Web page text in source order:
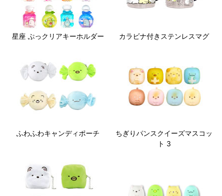
星座 ぷっクリアキーホルダー カラビナ付きステンレスマグ
ふわふわキャンディポーチ
ちぎりパンスクイーズマスコッ
ト 3